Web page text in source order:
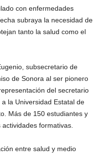
con enfermedades
subraya la necesidad de
tanto la salud como el
subsecretario de
de Sonora al ser pionero
del secretario
la Universidad Estatal de
Más de 150 estudiantes y
formativas.
entre salud y medio